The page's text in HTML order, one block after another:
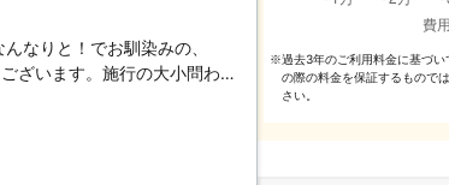
さい。
なりと！でお馴染みの、
ざいます。施行の大小問わ
務を行っております。 「お
事しております。 施行前に
共に喜べる結果をモットーに
無料で相談させて頂きますの
※過去3年のご利⽤料⾦に基づ
の際の料⾦を保証するもので
さい。